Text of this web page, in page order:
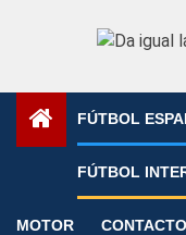
FÚTBOL
FÚTBOL
MOTOR CONTACTO
»